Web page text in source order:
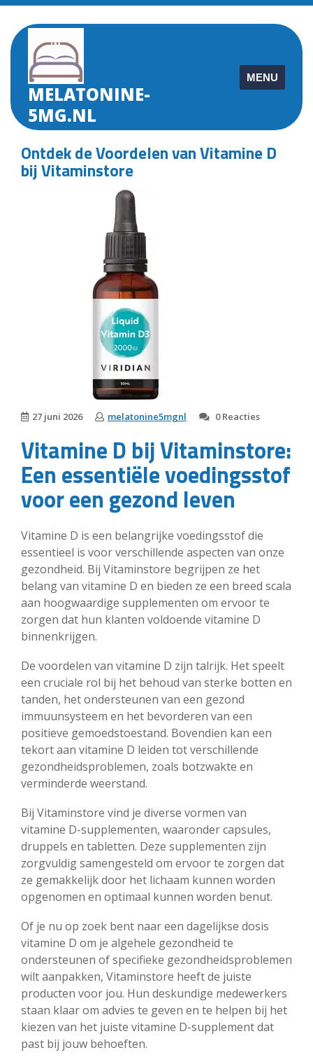
Skip
content
MELATONINE-
5MG.NL
MENU
Ontdek de Voordelen van Vitamine D
bij Vitaminstore
27 juni 2026 melatonine5mgnl 0 Reacties
Vitamine D bij Vitaminstore:
Een essentiële voedingsstof
voor een gezond leven
Vitamine D is een belangrijke voedingsstof die
essentieel is voor verschillende aspecten van onze
gezondheid. Bij Vitaminstore begrijpen ze het
belang van vitamine D en bieden ze een breed scala
aan hoogwaardige supplementen om ervoor te
zorgen dat hun klanten voldoende vitamine D
binnenkrijgen.
De voordelen van vitamine D zijn talrijk. Het speelt
een cruciale rol bij het behoud van sterke botten en
tanden, het ondersteunen van een gezond
immuunsysteem en het bevorderen van een
positieve gemoedstoestand. Bovendien kan een
tekort aan vitamine D leiden tot verschillende
gezondheidsproblemen, zoals botzwakte en
verminderde weerstand.
Bij Vitaminstore vind je diverse vormen van
vitamine D-supplementen, waaronder capsules,
druppels en tabletten. Deze supplementen zijn
zorgvuldig samengesteld om ervoor te zorgen dat
ze gemakkelijk door het lichaam kunnen worden
opgenomen en optimaal kunnen worden benut.
Of je nu op zoek bent naar een dagelijkse dosis
vitamine D om je algehele gezondheid te
ondersteunen of specifieke gezondheidsproblemen
wilt aanpakken, Vitaminstore heeft de juiste
producten voor jou. Hun deskundige medewerkers
staan klaar om advies te geven en te helpen bij het
kiezen van het juiste vitamine D-supplement dat
past bij jouw behoeften.